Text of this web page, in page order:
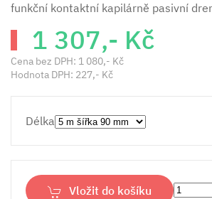
funkční kontaktní kapilárně pasivní
1 307,- Kč
Cena bez DPH: 1 080,- Kč
Hodnota DPH: 227,- Kč
Délka
Vložit do košíku